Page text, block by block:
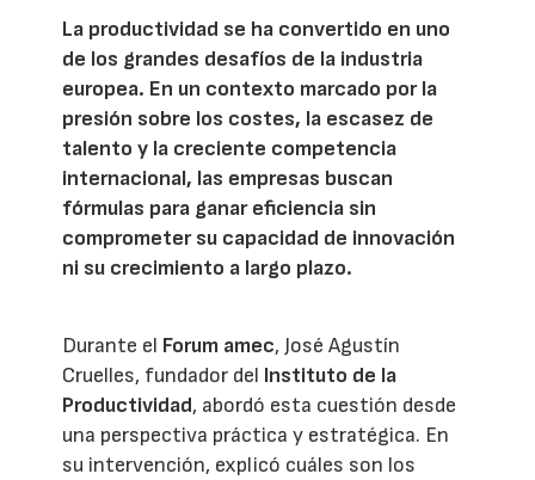
La productividad se ha convertido en uno
de los grandes desafíos de la industria
europea. En un contexto marcado por la
presión sobre los costes, la escasez de
talento y la creciente competencia
internacional, las empresas buscan
fórmulas para ganar eficiencia sin
comprometer su capacidad de innovación
ni su crecimiento a largo plazo.
Durante el Forum amec, José Agustín
Cruelles, fundador del Instituto de la
Productividad, abordó esta cuestión desde
una perspectiva práctica y estratégica. En
su intervención, explicó cuáles son los